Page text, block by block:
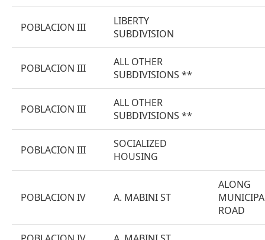
POBLACION III
LIBERTY
SUBDIVISION
POBLACION III
ALL OTHER
SUBDIVISIONS **
POBLACION III
ALL OTHER
SUBDIVISIONS **
POBLACION III
SOCIALIZED
HOUSING
POBLACION IV A. MABINI ST
ALONG
ROAD